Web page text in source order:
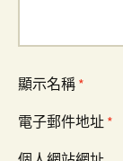
顯示名稱 *
電子郵件地址 *